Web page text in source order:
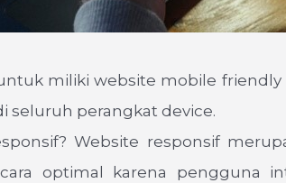
miliki website mobile
seluruh perangkat device.
Website responsif
optimal karena pengguna